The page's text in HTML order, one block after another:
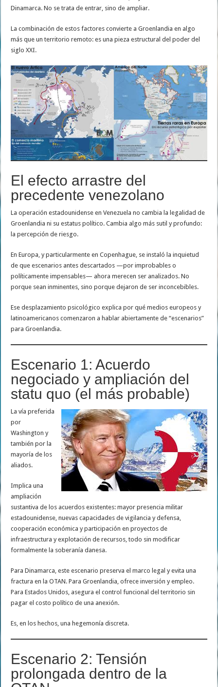
Dinamarca. No se trata de entrar, sino de ampliar.
La combinación de estos factores convierte a Groenlandia en algo
más que un territorio remoto: es una pieza estructural del poder del
siglo XXI.
El efecto arrastre del
precedente venezolano
La operación estadounidense en Venezuela no cambia la legalidad de
Groenlandia ni su estatus político. Cambia algo más sutil y profundo:
la percepción de riesgo.
En Europa, y particularmente en Copenhague, se instaló la inquietud
de que escenarios antes descartados —por improbables o
políticamente impensables— ahora merecen ser analizados. No
porque sean inminentes, sino porque dejaron de ser inconcebibles.
Ese desplazamiento psicológico explica por qué medios europeos y
latinoamericanos comenzaron a hablar abiertamente de “escenarios”
para Groenlandia.
Escenario 1: Acuerdo
negociado y ampliación del
statu quo (el más probable)
La vía preferida
por
Washington y
también por la
mayoría de los
aliados.
Implica una
ampliación
sustantiva de los acuerdos existentes: mayor presencia militar
estadounidense, nuevas capacidades de vigilancia y defensa,
cooperación económica y participación en proyectos de
infraestructura y explotación de recursos, todo sin modificar
formalmente la soberanía danesa.
Para Dinamarca, este escenario preserva el marco legal y evita una
fractura en la OTAN. Para Groenlandia, ofrece inversión y empleo.
Para Estados Unidos, asegura el control funcional del territorio sin
pagar el costo político de una anexión.
Es, en los hechos, una hegemonía discreta.
Escenario 2: Tensión
prolongada dentro de la